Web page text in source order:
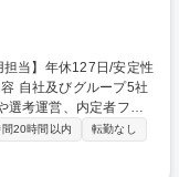
選考運営、内定者フォ
の策定や中途採用にも
、運用 ・採用支援会
20時間以内
転勤なし